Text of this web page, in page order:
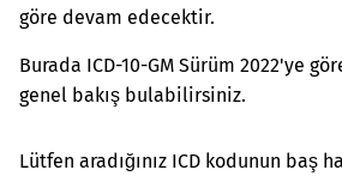
göre devam edecektir.
Burada ICD-10-GM Sürüm 2022'ye
genel bakış bulabilirsiniz.
Lütfen aradığınız ICD kodunun baş